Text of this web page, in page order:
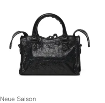
Neue Saison